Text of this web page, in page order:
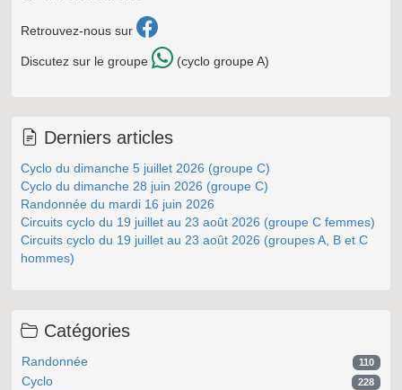
Retrouvez-nous sur
Discutez sur le groupe (cyclo groupe A)
Derniers articles
Cyclo du dimanche 5 juillet 2026 (groupe C)
Cyclo du dimanche 28 juin 2026 (groupe C)
Randonnée du mardi 16 juin 2026
Circuits cyclo du 19 juillet au 23 août 2026 (groupe C femmes)
Circuits cyclo du 19 juillet au 23 août 2026 (groupes A, B et C
hommes)
Catégories
Randonnée 110
Cyclo 228